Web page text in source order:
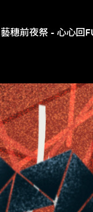
藝穗前夜祭 - 心心回